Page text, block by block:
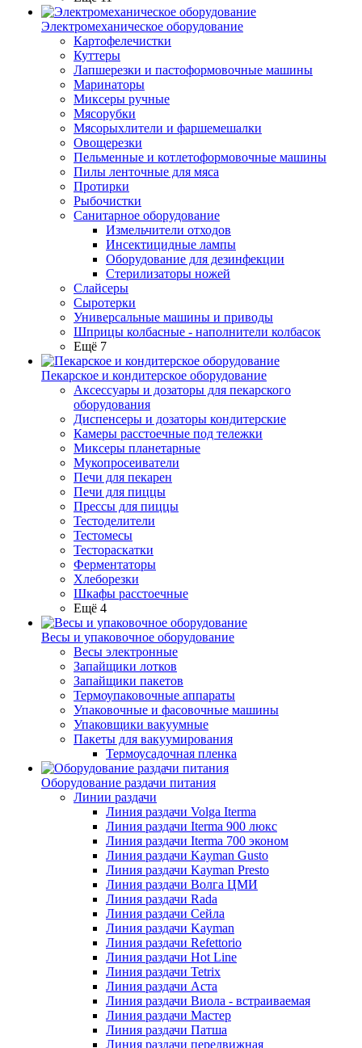
Электромеханическое оборудование
Картофелечистки
Куттеры
Лапшерезки и пастоформовочные машины
Маринаторы
Миксеры ручные
Мясорубки
Мясорыхлители и фаршемешалки
Овощерезки
Пельменные и котлетоформовочные машины
Пилы ленточные для мяса
Протирки
Рыбочистки
Санитарное оборудование
Измельчители отходов
Инсектицидные лампы
Оборудование для дезинфекции
Стерилизаторы ножей
Слайсеры
Сыротерки
Универсальные машины и приводы
Шприцы колбасные - наполнители колбасок
Ещё 7
Пекарское и кондитерское оборудование
Аксессуары и дозаторы для пекарского
оборудования
Диспенсеры и дозаторы кондитерские
Камеры расстоечные под тележки
Миксеры планетарные
Мукопросеиватели
Печи для пекарен
Печи для пиццы
Прессы для пиццы
Тестоделители
Тестомесы
Тестораскатки
Ферментаторы
Хлеборезки
Шкафы расстоечные
Ещё 4
Весы и упаковочное оборудование
Весы электронные
Запайщики лотков
Запайщики пакетов
Термоупаковочные аппараты
Упаковочные и фасовочные машины
Упаковщики вакуумные
Пакеты для вакуумирования
Термоусадочная пленка
Оборудование раздачи питания
Линии раздачи
Линия раздачи Volga Iterma
Линия раздачи Iterma 900 люкс
Линия раздачи Iterma 700 эконом
Линия раздачи Kayman Gusto
Линия раздачи Kayman Presto
Линия раздачи Волга ЦМИ
Линия раздачи Rada
Линия раздачи Сейла
Линия раздачи Kayman
Линия раздачи Refettorio
Линия раздачи Hot Line
Линия раздачи Tetrix
Линия раздачи Аста
Линия раздачи Виола - встраиваемая
Линия раздачи Мастер
Линия раздачи Патша
Линия раздачи передвижная